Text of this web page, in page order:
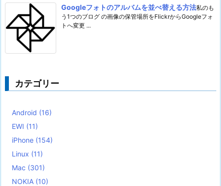
Googleフォトのアルバムを並べ替える方法私のも
う1つのブログ の画像の保管場所をFlickrからGoogleフォ
トへ変更 ...
カテゴリー
Android (16)
EWI (11)
iPhone (154)
Linux (11)
Mac (301)
NOKIA (10)